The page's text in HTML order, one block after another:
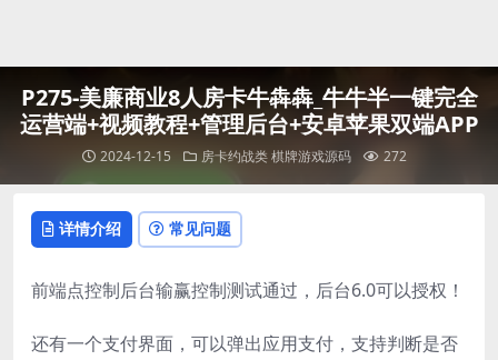
P275-美廉商业8人房卡牛犇犇_牛牛半一键完全
运营端+视频教程+管理后台+安卓苹果双端APP
2024-12-15 房卡约战类棋牌游戏源码 272
详情介绍 常见问题
前端点控制后台输赢控制测试通过，后台6.0可以授权！
还有一个支付界面，可以弹出应用支付，支持判断是否